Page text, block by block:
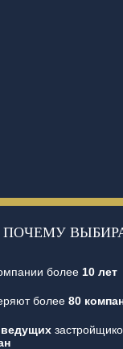
ПОЧЕМУ
более 10 лет
более 80
ведущих